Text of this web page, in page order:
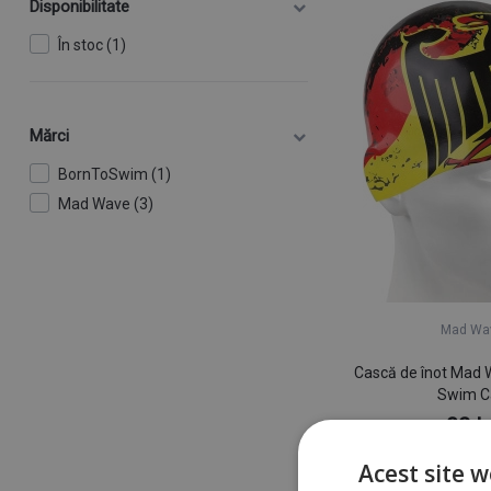
Disponibilitate
În stoc (1)
Mărci
BornToSwim (1)
Mad Wave (3)
Mad
Cască de înot Mad
Swim
82
Acest site